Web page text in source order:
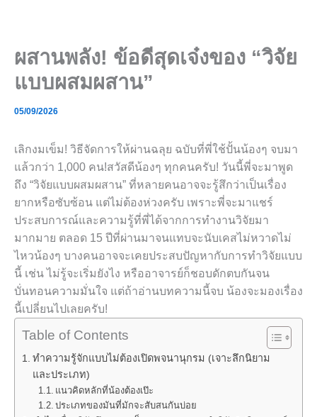
ผสานพลัง! ข้อดีสุดเจ๋งของ “วิจัย
แบบผสมผสาน”
05/09/2026
เลิกงมเข็ม! วิธีจัดการให้ผ่านฉลุย ฉบับที่พี่ใช้ปั้นน้องๆ จบมา
แล้วกว่า 1,000 คน!สวัสดีน้องๆ ทุกคนครับ! วันนี้พี่จะมาพูด
ถึง “วิจัยแบบผสมผสาน” ที่หลายคนอาจจะรู้สึกว่าเป็นเรื่อง
ยากหรือซับซ้อน แต่ไม่ต้องห่วงครับ เพราะพี่จะมาแชร์
ประสบการณ์และความรู้ที่พี่ได้จากการทำงานวิจัยมา
มากมาย ตลอด 15 ปีที่ผ่านมาจนแทบจะนับเคสไม่หวาดไม่
ไหวน้องๆ บางคนอาจจะเคยประสบปัญหากับการทำวิจัยแบบ
นี้ เช่น ไม่รู้จะเริ่มยังไง หรืออาจารย์ก็ชอบดักตบกันจน
บั่นทอนความมั่นใจ แต่ถ้าอ่านบทความนี้จบ น้องจะมองเรื่อง
นี้เปลี่ยนไปเลยครับ!
Table of Contents
ทำความรู้จักแบบไม่ต้องเปิดพจนานุกรม (เจาะลึกนิยาม
และประเภท)
แนวคิดหลักที่น้องต้องเป๊ะ
ประเภทของมันที่มักจะสับสนกันบ่อย